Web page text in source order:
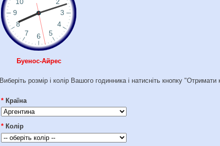
Буенос-Айрес
Виберіть розмір і колір Вашого годинника і натисніть кнопку "Отримати
* Країна
* Колір